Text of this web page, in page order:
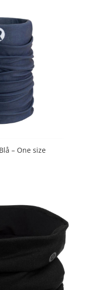
– One size